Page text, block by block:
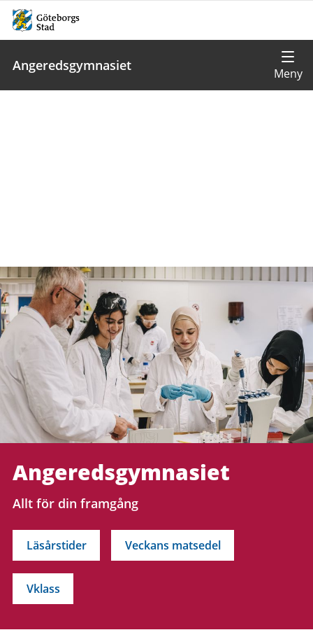
Angeredsgymnasiet
Angeredsgymnasiet
Allt för din framgång
Läsårstider Veckans matsedel
Vklass